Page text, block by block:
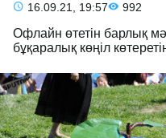
16.09.21, 19:57 992
Офлайн өтетін барлық
бұқаралық көңіл